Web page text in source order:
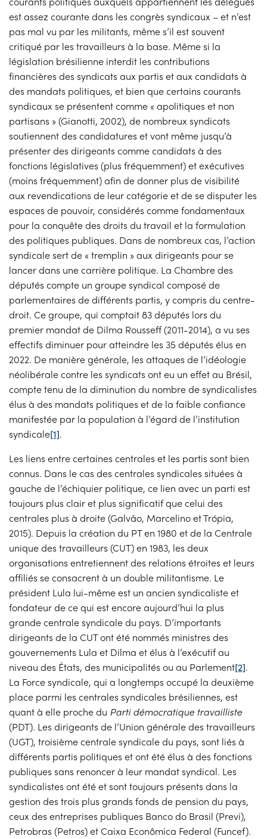
est assez courante dans les congrès syndicaux – et n’est
pas mal vu par les militants, même s’il est souvent
critiqué par les travailleurs à la base. Même si la
législation brésilienne interdit les contributions
financières des syndicats aux partis et aux candidats à
des mandats politiques, et bien que certains courants
syndicaux se présentent comme « apolitiques et non
partisans » (Gianotti, 2002), de nombreux syndicats
soutiennent des candidatures et vont même jusqu’à
présenter des dirigeants comme candidats à des
fonctions législatives (plus fréquemment) et exécutives
(moins fréquemment) afin de donner plus de visibilité
aux revendications de leur catégorie et de se disputer les
espaces de pouvoir, considérés comme fondamentaux
pour la conquête des droits du travail et la formulation
des politiques publiques. Dans de nombreux cas, l’action
syndicale sert de « tremplin » aux dirigeants pour se
lancer dans une carrière politique. La Chambre des
députés compte un groupe syndical composé de
parlementaires de différents partis, y compris du centre-
droit. Ce groupe, qui comptait 83 députés lors du
premier mandat de Dilma Rousseff (2011-2014), a vu ses
effectifs diminuer pour atteindre les 35 députés élus en
2022. De manière générale, les attaques de l’idéologie
néolibérale contre les syndicats ont eu un effet au Brésil,
compte tenu de la diminution du nombre de syndicalistes
élus à des mandats politiques et de la faible confiance
manifestée par la population à l’égard de l’institution
syndicale[1].
Les liens entre certaines centrales et les partis sont bien
connus. Dans le cas des centrales syndicales situées à
gauche de l’échiquier politique, ce lien avec un parti est
toujours plus clair et plus significatif que celui des
centrales plus à droite (Galvão, Marcelino et Trópia,
2015). Depuis la création du PT en 1980 et de la Centrale
unique des travailleurs (CUT) en 1983, les deux
organisations entretiennent des relations étroites et leurs
affiliés se consacrent à un double militantisme. Le
président Lula lui-même est un ancien syndicaliste et
fondateur de ce qui est encore aujourd’hui la plus
grande centrale syndicale du pays. D’importants
dirigeants de la CUT ont été nommés ministres des
gouvernements Lula et Dilma et élus à l’exécutif au
niveau des États, des municipalités ou au Parlement[2].
La Force syndicale, qui a longtemps occupé la deuxième
place parmi les centrales syndicales brésiliennes, est
quant à elle proche du Parti démocratique travailliste
(PDT). Les dirigeants de l’Union générale des travailleurs
(UGT), troisième centrale syndicale du pays, sont liés à
différents partis politiques et ont été élus à des fonctions
publiques sans renoncer à leur mandat syndical. Les
syndicalistes ont été et sont toujours présents dans la
gestion des trois plus grands fonds de pension du pays,
ceux des entreprises publiques Banco do Brasil (Previ),
Petrobras (Petros) et Caixa Econômica Federal (Funcef).